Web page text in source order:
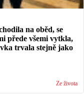
na oběd, se
přede všemi vytkla,
trvala stejně jako
Ze života